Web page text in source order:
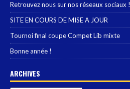
Retrouvez nous sur nos réseaux sociaux !
SITE EN COURS DE MISE A JOUR
Tournoi final coupe Compet Lib mixte
Bonne année !
ARCHIVES